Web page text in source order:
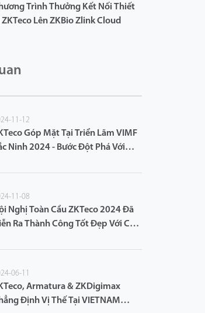
Trình Thưởng Kết Nối Thiết
ZKTeco Lên ZKBio Zlink Cloud
11-12
Góp Mặt Tại Triển Lãm VIMF
Ninh 2024 - Bước Đột Phá Với
11-08
Nghị Toàn Cầu ZKTeco 2024 Đã
Ra Thành Công Tốt Đẹp Với Chủ
Lai"
06-11
Armatura & ZKDigimax
Định Vị Thế Tại VIETNAM